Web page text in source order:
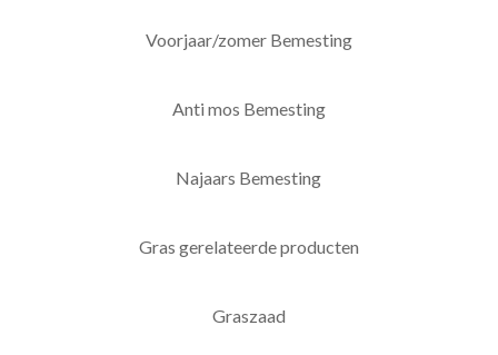
Voorjaar/zomer Bemesting
Anti mos Bemesting
Najaars Bemesting
Gras gerelateerde producten
Graszaad